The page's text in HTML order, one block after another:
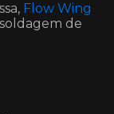
Flow Wing
de